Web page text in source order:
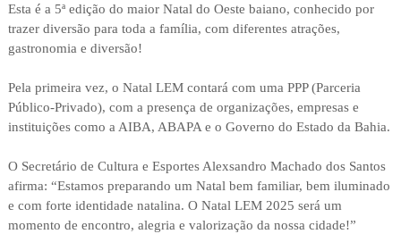
Esta é a 5ª edição do maior Natal do Oeste baiano, conhecido por
trazer diversão para toda a família, com diferentes atrações,
gastronomia e diversão!
Pela primeira vez, o Natal LEM contará com uma PPP (Parceria
Público-Privado), com a presença de organizações, empresas e
instituições como a AIBA, ABAPA e o Governo do Estado da Bahia.
O Secretário de Cultura e Esportes Alexsandro Machado dos Santos
afirma: “Estamos preparando um Natal bem familiar, bem iluminado
e com forte identidade natalina. O Natal LEM 2025 será um
momento de encontro, alegria e valorização da nossa cidade!”